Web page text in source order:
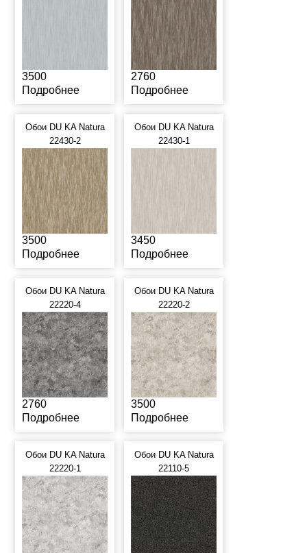
3500
Подробнее
2760
Подробнее
Обои DU KA Natura
22430-2
3500
Подробнее
Обои DU KA Natura
22430-1
3450
Подробнее
Обои DU KA Natura
22220-4
2760
Подробнее
Обои DU KA Natura
22220-2
3500
Подробнее
Обои DU KA Natura
22220-1
Обои DU KA Natura
22110-5